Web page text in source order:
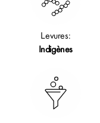
Levures:
Indigènes